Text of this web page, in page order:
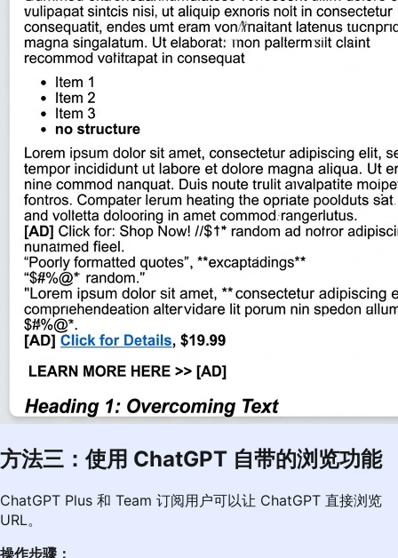
方法三：使用 ChatGPT 自带的浏览功能
ChatGPT Plus 和 Team 订阅用户可以让 ChatGPT 直接浏览
URL。
操作步骤：